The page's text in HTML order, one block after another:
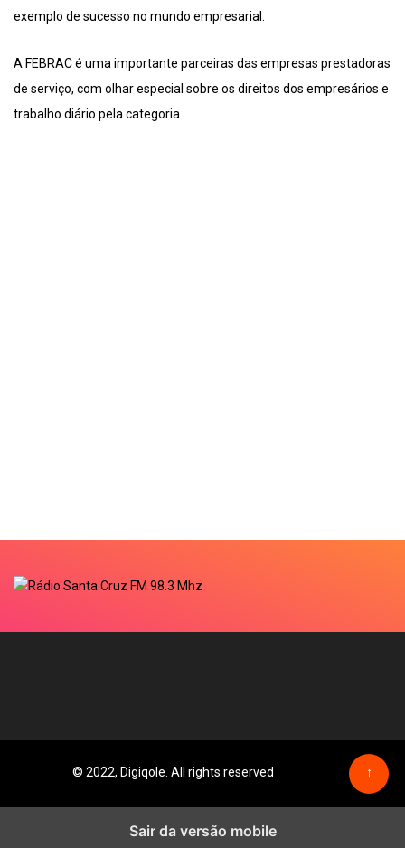
exemplo de sucesso no mundo empresarial.
A FEBRAC é uma importante parceiras das empresas prestadoras
de serviço, com olhar especial sobre os direitos dos empresários e
trabalho diário pela categoria.
© 2022, Digiqole. All rights reserved ↑
Sair da versão mobile